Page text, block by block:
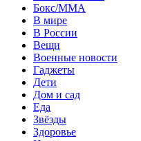
Бокс/MMA
В мире
В России
Вещи
Военные новости
Гаджеты
Дети
Дом и сад
Еда
Звёзды
Здоровье